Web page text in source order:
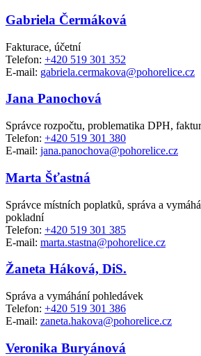
Gabriela Čermáková
Fakturace, účetní
Telefon: +420 519 301 352
E-mail: gabriela.cermakova@pohorelice.cz
Jana Panochová
Správce rozpočtu, problematika DPH,
Telefon: +420 519 301 380
E-mail: jana.panochova@pohorelice.cz
Marta Šťastná
Správce místních poplatků, správa a
pokladní
Telefon: +420 519 301 385
E-mail: marta.stastna@pohorelice.cz
Žaneta Háková, DiS.
Správa a vymáhání pohledávek
Telefon: +420 519 301 386
E-mail: zaneta.hakova@pohorelice.cz
Veronika Buryánová